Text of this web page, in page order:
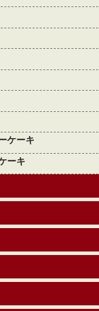
ケーキ
ーキ